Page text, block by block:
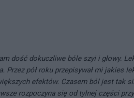
dość dokuczliwe bóle szyi i głowy.
Przez pół roku przepisywał mi jakies
efektów. Czasem ból jest tak
rozpoczyna się od tylnej części